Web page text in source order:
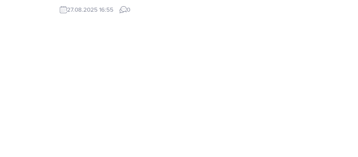
Narkotik Şube Md.lüğü ekiplerince, zehir
tacirlerine yönelik operasyon düzenlendi.
27.08.2025 16:55 0